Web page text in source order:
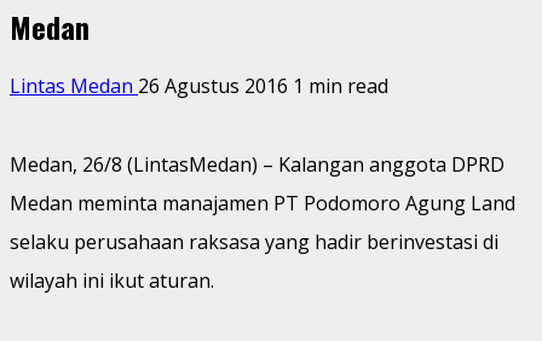
Medan
Lintas Medan 26 Agustus 2016 1 min read
Medan, 26/8 (LintasMedan) – Kalangan anggota DPRD
Medan meminta manajamen PT Podomoro Agung Land
selaku perusahaan raksasa yang hadir berinvestasi di
wilayah ini ikut aturan.